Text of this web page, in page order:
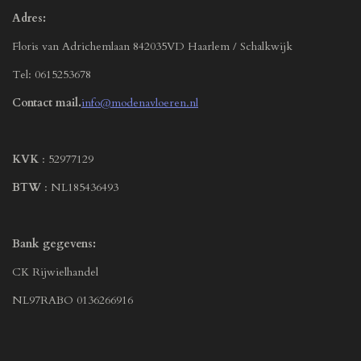
Adres:
Floris van Adrichemlaan 842035VD Haarlem / Schalkwijk
Tel: 0615253678
Contact mail.info@modenavloeren.nl
KVK : 52977129
BTW : NL185436493
Bank gegevens:
CK Rijwielhandel
NL97RABO 0136266916